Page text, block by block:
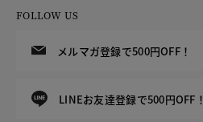
FOLLOW US
メルマガ登録で500円OFF！
LINEお友達登録で500円OFF！